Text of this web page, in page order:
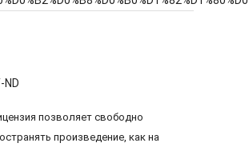
ND
позволяет свободно
произведение, как на